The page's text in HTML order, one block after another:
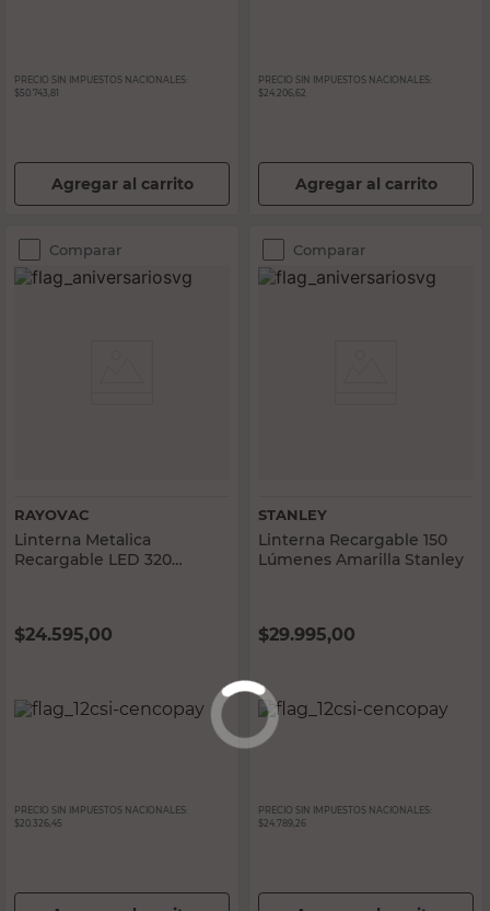
PRECIO SIN IMPUESTOS NACIONALES:
$50.743,81
Agregar al carrito
PRECIO SIN IMPUESTOS NACIONALES:
$24.206,62
Agregar al carrito
Comparar
RAYOVAC
Linterna Metalica
Recargable LED 320
$24.595,00
PRECIO SIN IMPUESTOS NACIONALES:
$20.326,45
Comparar
STANLEY
Linterna Recargable 150
Lúmenes Amarilla Stanley
$29.995,00
PRECIO SIN IMPUESTOS NACIONALES:
$24.789,26